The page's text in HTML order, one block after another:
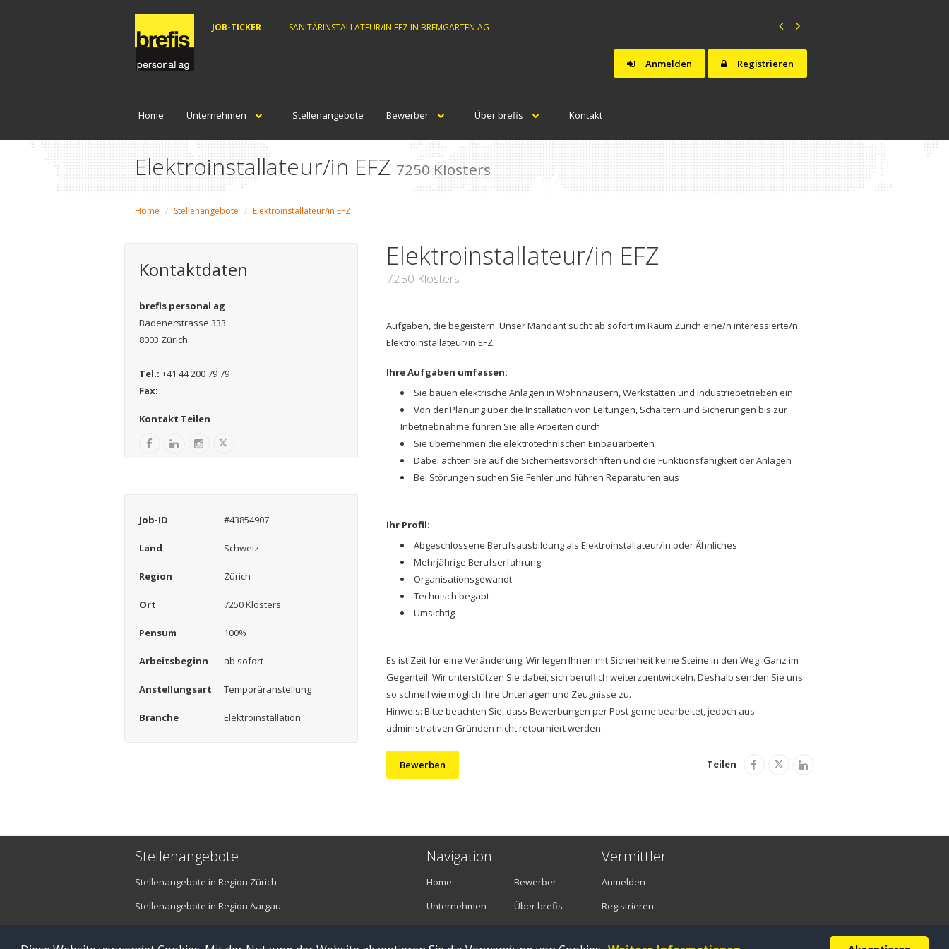
JOB-TICKER SANITÄRINSTALLATEUR/IN EFZ IN BREMGARTEN AG
Anmelden Registrieren
Home Unternehmen Stellenangebote Bewerber Über brefis Kontakt
Elektroinstallateur/in EFZ 7250 Klosters
Home Stellenangebote Elektroinstallateur/in EFZ
Kontaktdaten
brefis personal ag
Badenerstrasse 333
8003 Zürich
Tel.: +41 44 200 79 79
Fax:
Kontakt Teilen
Job-ID #43854907
Land Schweiz
Region Zürich
Ort 7250 Klosters
Pensum 100%
Arbeitsbeginn ab sofort
Anstellungsart Temporäranstellung
Branche Elektroinstallation
Elektroinstallateur/in EFZ
7250 Klosters
Aufgaben, die begeistern. Unser Mandant sucht ab sofort im Raum Zürich eine/n interessierte/n
Elektroinstallateur/in EFZ.
Ihre Aufgaben umfassen:
Sie bauen elektrische Anlagen in Wohnhäusern, Werkstätten und Industriebetrieben ein
Von der Planung über die Installation von Leitungen, Schaltern und Sicherungen bis zur
Inbetriebnahme führen Sie alle Arbeiten durch
Sie übernehmen die elektrotechnischen Einbauarbeiten
Dabei achten Sie auf die Sicherheitsvorschriften und die Funktionsfähigkeit der Anlagen
Bei Störungen suchen Sie Fehler und führen Reparaturen aus
Ihr Profil:
Abgeschlossene Berufsausbildung als Elektroinstallateur/in oder Ähnliches
Mehrjährige Berufserfahrung
Organisationsgewandt
Technisch begabt
Umsichtig
Es ist Zeit für eine Veränderung. Wir legen Ihnen mit Sicherheit keine Steine in den Weg. Ganz im
Gegenteil. Wir unterstützen Sie dabei, sich beruflich weiterzuentwickeln. Deshalb senden Sie uns
so schnell wie möglich Ihre Unterlagen und Zeugnisse zu.
Hinweis: Bitte beachten Sie, dass Bewerbungen per Post gerne bearbeitet, jedoch aus
administrativen Gründen nicht retourniert werden.
Bewerben Teilen
Stellenangebote
Stellenangebote in Region Zürich
Stellenangebote in Region Aargau
Navigation
Home
Unternehmen
Bewerber
Über brefis
Vermittler
Anmelden
Registrieren